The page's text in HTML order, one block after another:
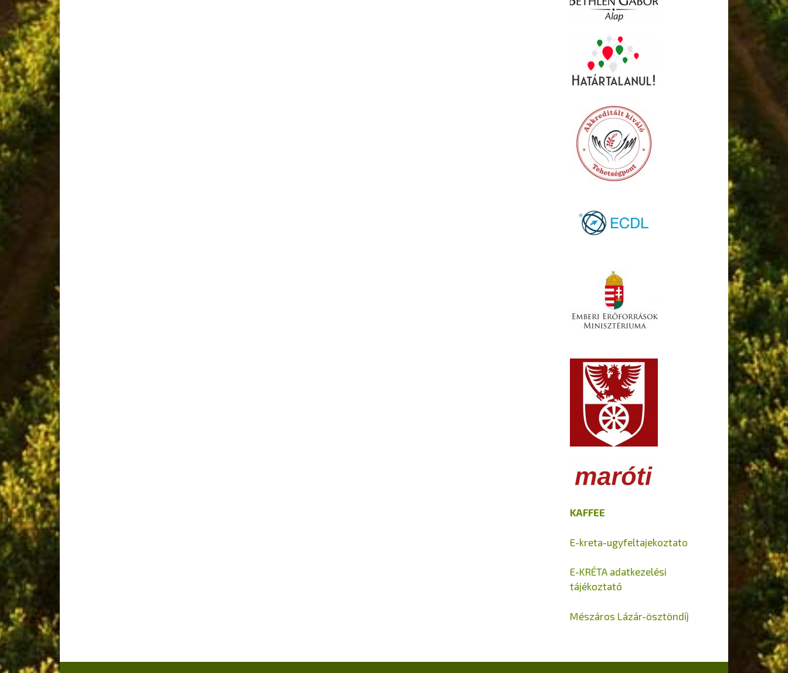
KAFFEE
E-kreta-ugyfeltajekoztato
E-KRÉTA adatkezelési
tájékoztató
Mészáros Lázár-ösztöndíj